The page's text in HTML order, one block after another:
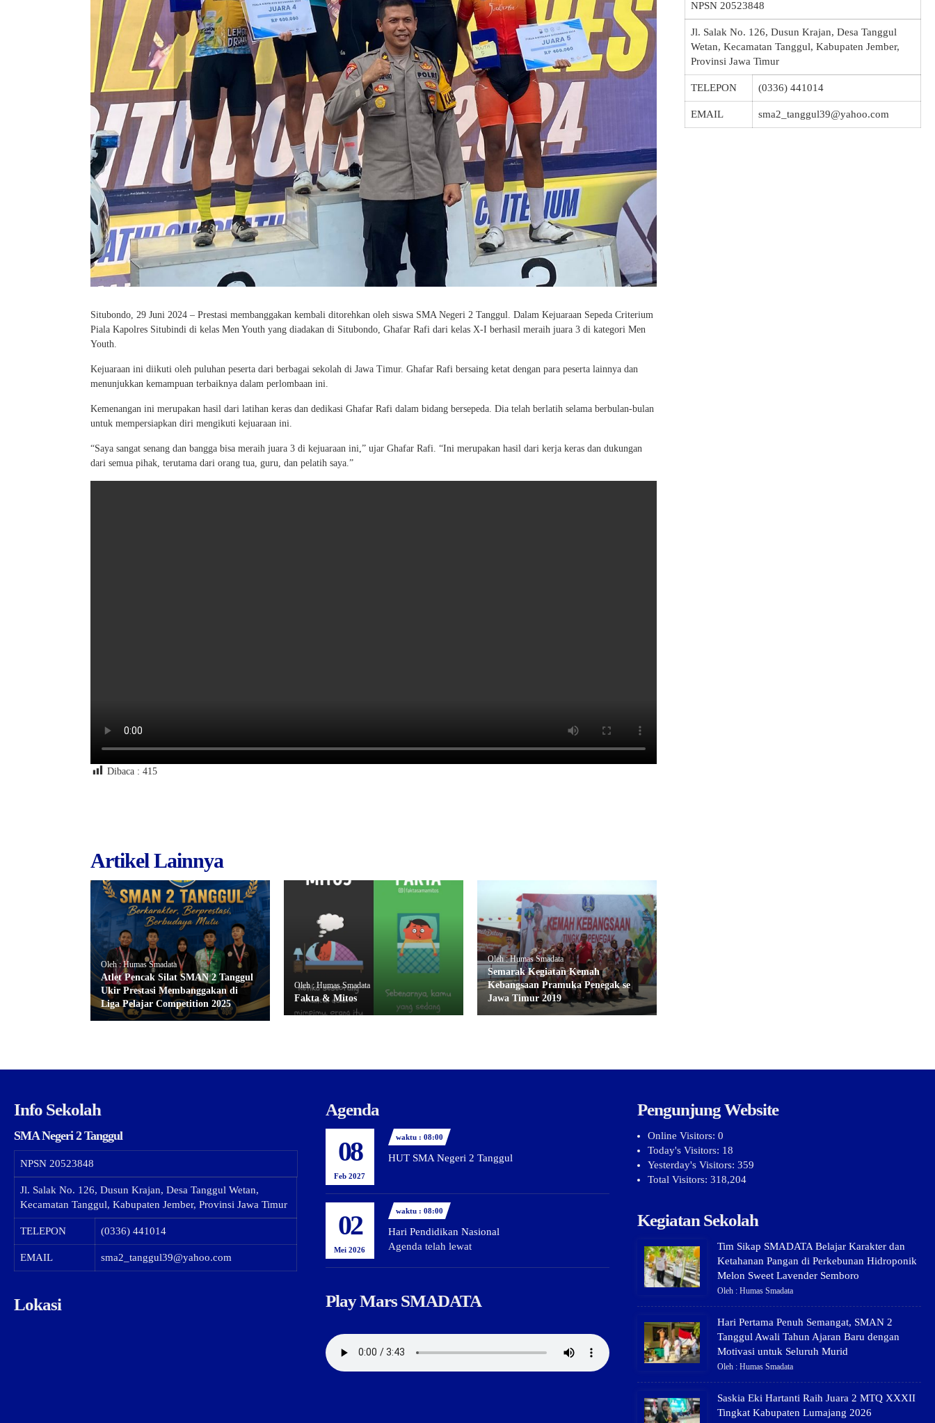
Situbondo, 29 Juni 2024 – Prestasi membanggakan kembali ditorehkan oleh siswa SMA Negeri 2 Tanggul. Dalam Kejuaraan Sepeda Criterium
Piala Kapolres Situbindi di kelas Men Youth yang diadakan di Situbondo, Ghafar Rafi dari kelas X-I berhasil meraih juara 3 di kategori Men
Youth.
Kejuaraan ini diikuti oleh puluhan peserta dari berbagai sekolah di Jawa Timur. Ghafar Rafi bersaing ketat dengan para peserta lainnya dan
menunjukkan kemampuan terbaiknya dalam perlombaan ini.
Kemenangan ini merupakan hasil dari latihan keras dan dedikasi Ghafar Rafi dalam bidang bersepeda. Dia telah berlatih selama berbulan-bulan
untuk mempersiapkan diri mengikuti kejuaraan ini.
“Saya sangat senang dan bangga bisa meraih juara 3 di kejuaraan ini,” ujar Ghafar Rafi. “Ini merupakan hasil dari kerja keras dan dukungan
dari semua pihak, terutama dari orang tua, guru, dan pelatih saya.”
Dibaca : 415
Artikel Lainnya
Oleh : Humas Smadata
Atlet Pencak Silat SMAN 2 Tanggul
Ukir Prestasi Membanggakan di
Liga Pelajar Competition 2025
Oleh : Humas Smadata
Fakta & Mitos
Oleh : Humas Smadata
Semarak Kegiatan Kemah
Kebangsaan Pramuka Penegak se
Jawa Timur 2019
NPSN 20523848
Jl. Salak No. 126, Dusun Krajan, Desa Tanggul
Wetan, Kecamatan Tanggul, Kabupaten Jember,
Provinsi Jawa Timur
TELEPON (0336) 441014
EMAIL sma2_tanggul39@yahoo.com
Info Sekolah
SMA Negeri 2 Tanggul
NPSN 20523848
Jl. Salak No. 126, Dusun Krajan, Desa Tanggul Wetan,
Kecamatan Tanggul, Kabupaten Jember, Provinsi Jawa Timur
TELEPON (0336) 441014
EMAIL sma2_tanggul39@yahoo.com
Lokasi
Agenda
08
Feb 2027
waktu : 08:00
HUT SMA Negeri 2 Tanggul
02
Mei 2026
waktu : 08:00
Hari Pendidikan Nasional
Agenda telah lewat
Play Mars SMADATA
Pengunjung Website
Online Visitors: 0
Today's Visitors: 18
Yesterday's Visitors: 359
Total Visitors: 318,204
Kegiatan Sekolah
Tim Sikap SMADATA Belajar Karakter dan
Ketahanan Pangan di Perkebunan Hidroponik
Melon Sweet Lavender Semboro
Oleh : Humas Smadata
Hari Pertama Penuh Semangat, SMAN 2
Tanggul Awali Tahun Ajaran Baru dengan
Motivasi untuk Seluruh Murid
Oleh : Humas Smadata
Saskia Eki Hartanti Raih Juara 2 MTQ XXXII
Tingkat Kabupaten Lumajang 2026